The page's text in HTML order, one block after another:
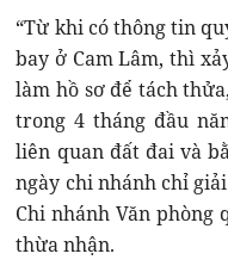
“Từ khi có thông tin
bay ở Cam Lâm, thì
làm hồ sơ để tách
trong 4 tháng đầu
liên quan đất đai và
ngày chi nhánh chỉ
Chi nhánh Văn phòng
thừa nhận.